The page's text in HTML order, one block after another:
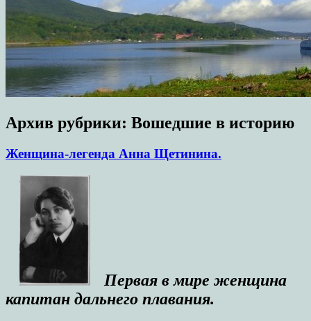
Архив рубрики: Вошедшие в историю
Женщина-легенда Анна Щетинина.
Первая в мире женщина
капитан дальнего плавания.